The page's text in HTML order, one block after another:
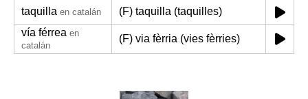
taquilla en catalán
(F) taquilla (taquilles)
vía férrea en
catalán
(F) via fèrria (vies fèrries)